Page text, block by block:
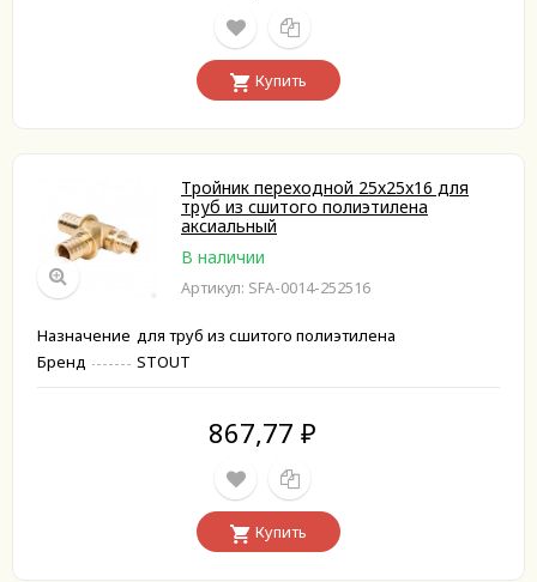
Купить
Тройник переходной 25x25x16 для
труб из сшитого полиэтилена
аксиальный
В наличии
Артикул: SFA-0014-252516
Назначение для труб из сшитого полиэтилена
Бренд
STOUT
867,77 ₽
Купить